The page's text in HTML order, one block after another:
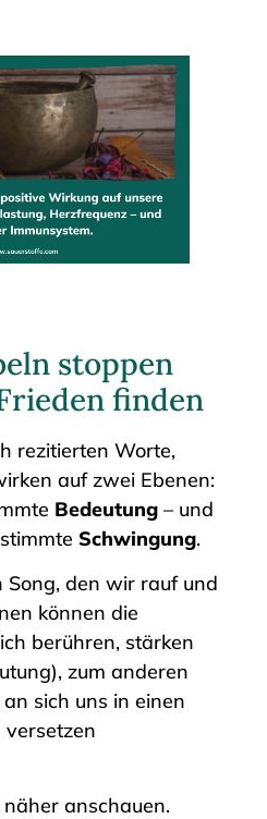
stoppen
finden
rezitierten Worte,
auf zwei Ebenen:
Bedeutung– und
Schwingung.
Song, den wir rauf und
können die
berühren, stärken
zum anderen
sich uns in einen
anschauen.